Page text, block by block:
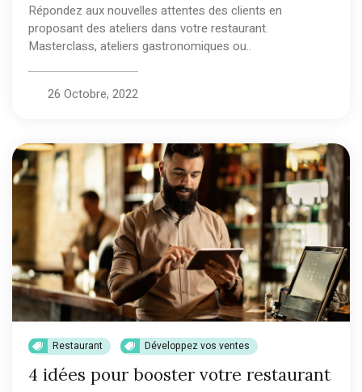
Répondez aux nouvelles attentes des clients en
proposant des ateliers dans votre restaurant.
Masterclass, ateliers gastronomiques ou..
26 Octobre, 2022
Restaurant Développez vos ventes
4 idées pour booster votre restaurant